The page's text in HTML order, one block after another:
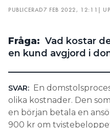
Annonsera
Läs E-
Om tidningen
Kontakt
Personuppgifter
PUBLICERAD7 FEB 2022, 12:11 |
Fråga: Vad kostar
en kund avgjord i
SVAR: En
olika kostnader. Den
en början betala en
900 kr om